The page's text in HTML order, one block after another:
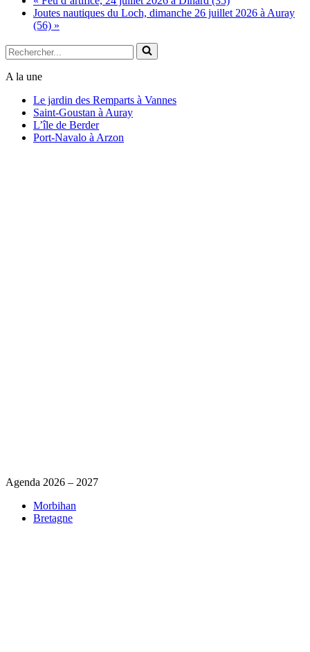
Joutes nautiques du Loch, dimanche 26 juillet 2026 à Auray
(56) »
Rechercher...
A la une
Le jardin des Remparts à Vannes
Saint-Goustan à Auray
L’île de Berder
Port-Navalo à Arzon
Agenda 2026 – 2027
Morbihan
Bretagne